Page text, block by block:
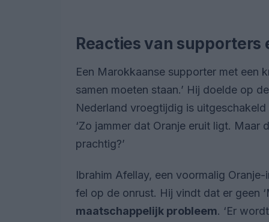
Reacties van supporters
Een Marokkaanse supporter met een
samen moeten staan.’ Hij doelde op
Nederland vroegtijdig is
‘Zo jammer dat Oranje eruit ligt.
prachtig?’
Ibrahim Afellay, een voormalig
fel op de onrust. Hij vindt dat er geen
maatschappelijk probleem. ‘Er